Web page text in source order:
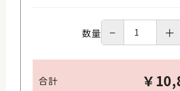
数量 − ＋
合計 ￥